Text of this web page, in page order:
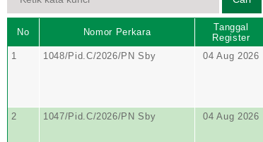
No Nomor Perkara
Tanggal
Register
1 1048/Pid.C/2026/PN Sby 04 Aug 2026
2 1047/Pid.C/2026/PN Sby 04 Aug 2026